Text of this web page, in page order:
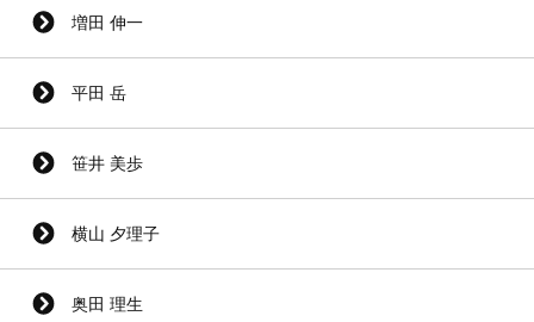
増田 伸一
平田 岳
笹井 美歩
横山 夕理子
奥田 理生